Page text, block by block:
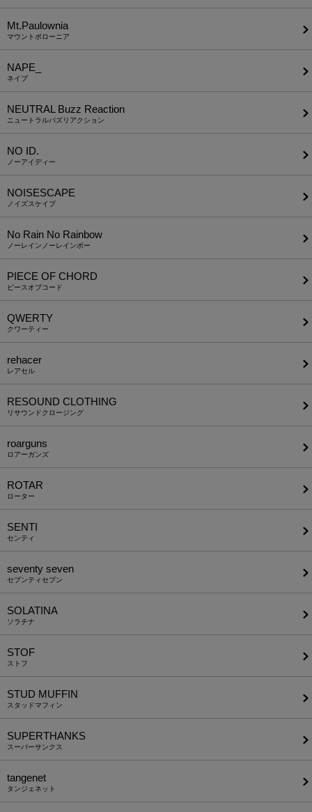
Mt.Paulownia
マウントポローニア
NAPE_
ネイプ
NEUTRAL Buzz Reaction
ニュートラルバズリアクション
NO ID.
ノーアイディー
NOISESCAPE
ノイズスケイプ
No Rain No Rainbow
ノーレインノーレインボー
PIECE OF CHORD
ピースオブコード
QWERTY
クワーティー
rehacer
レアセル
RESOUND CLOTHING
リサウンドクロージング
roarguns
ロアーガンズ
ROTAR
ローター
SENTI
センティ
seventy seven
セブンティセブン
SOLATINA
ソラチナ
STOF
ストフ
STUD MUFFIN
スタッドマフィン
SUPERTHANKS
スーパーサンクス
tangenet
タンジェネット